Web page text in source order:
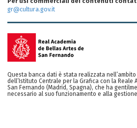
gr@cultura.gov.it
Questa banca dati è stata realizzata
dell’Istituto Centrale per la Grafica con la Reale
San Fernando (Madrid, Spagna), che ha
necessario al suo funzionamento e alla